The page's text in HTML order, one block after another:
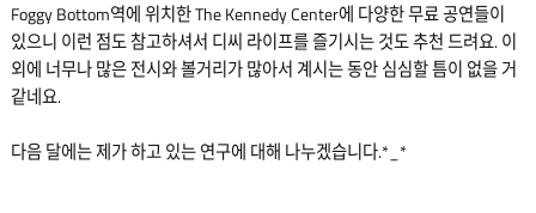
Foggy Bottom역에 위치한 The Kennedy Center에 다양한 무료 공연들이
있으니 이런 점도 참고하셔서 디씨 라이프를 즐기시는 것도 추천 드려요. 이
외에 너무나 많은 전시와 볼거리가 많아서 계시는 동안 심심할 틈이 없을 거
같네요.
다음 달에는 제가 하고 있는 연구에 대해 나누겠습니다.*_*